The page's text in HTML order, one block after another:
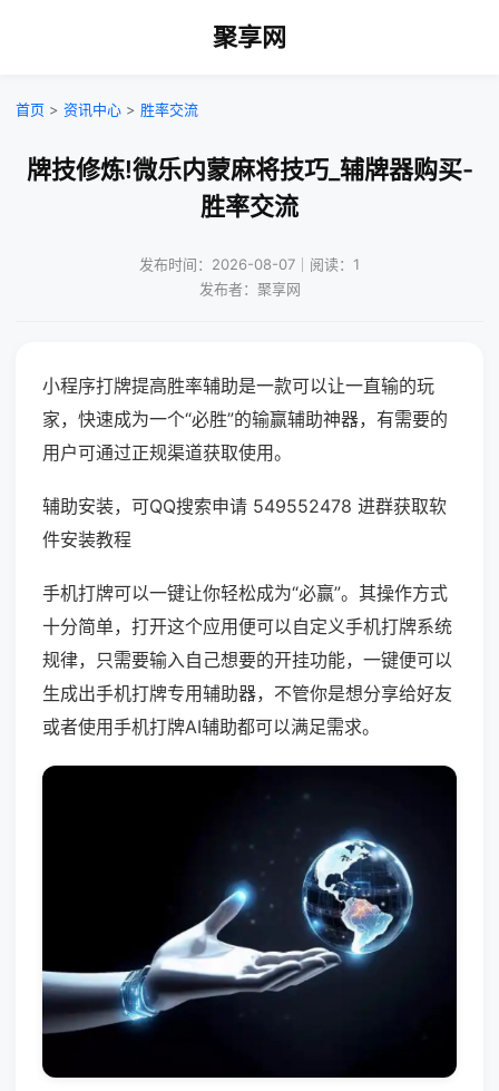
聚享网
首页 > 资讯中心 > 胜率交流
牌技修炼!微乐内蒙麻将技巧_辅牌器购买-
胜率交流
发布时间：2026-08-07｜阅读：1
发布者：聚享网
小程序打牌提高胜率辅助是一款可以让一直输的玩
家，快速成为一个“必胜”的输赢辅助神器，有需要的
用户可通过正规渠道获取使用。
辅助安装，可QQ搜索申请 549552478 进群获取软
件安装教程
手机打牌可以一键让你轻松成为“必赢”。其操作方式
十分简单，打开这个应用便可以自定义手机打牌系统
规律，只需要输入自己想要的开挂功能，一键便可以
生成出手机打牌专用辅助器，不管你是想分享给好友
或者使用手机打牌AI辅助都可以满足需求。